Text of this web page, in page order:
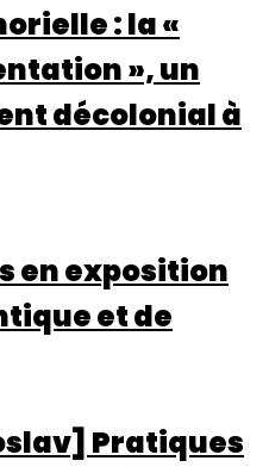
: la «
», un
décolonial à
en exposition
et de
Pratiques